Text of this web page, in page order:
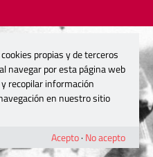
propias y de terceros
navegar por esta página web
recopilar información
en nuestro sitio
Acepto· No acepto